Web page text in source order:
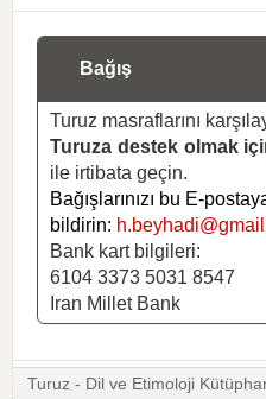
Bağış
Turuz masraflarını
Turuza destek olmak
ile irtibata geçin.
Bağışlarınızı bu E-
bildirin:
Bank kart bilgileri:
6104 3373 5031 8547
Iran Millet Bank
Turuz - Dil ve Etimoloji